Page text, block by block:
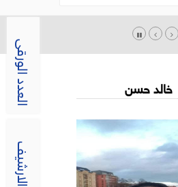
العدد الورقى
الارشيف
خالد حسن